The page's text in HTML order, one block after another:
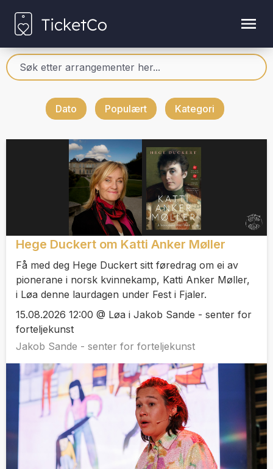
Dato Populært Kategori
Hege Duckert om Katti Anker Møller
Få med deg Hege Duckert sitt føredrag om ei av
pionerane i norsk kvinnekamp, Katti Anker Møller,
i Løa denne laurdagen under Fest i Fjaler.
15.08.2026 12:00 @ Løa i Jakob Sande - senter for
forteljekunst
Jakob Sande - senter for forteljekunst